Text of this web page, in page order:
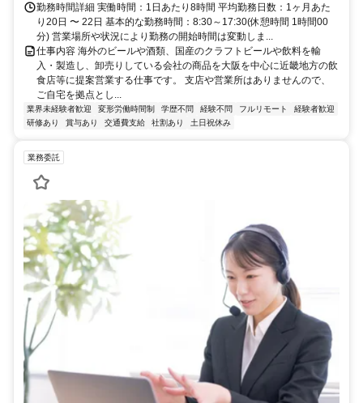
勤務時間詳細 実働時間：1日あたり8時間 平均勤務日数：1ヶ月あた
り20日 〜 22日 基本的な勤務時間：8:30～17:30(休憩時間 1時間00
分) 営業場所や状況により勤務の開始時間は変動しま...
仕事内容 海外のビールや酒類、国産のクラフトビールや飲料を輸
入・製造し、卸売りしている会社の商品を大阪を中心に近畿地方の飲
食店等に提案営業する仕事です。 支店や営業所はありませんので、
ご自宅を拠点とし...
業界未経験者歓迎 変形労働時間制 学歴不問 経験不問 フルリモート
経験者歓迎
研修あり
賞与あり 交通費支給 社割あり 土日祝休み
業務委託